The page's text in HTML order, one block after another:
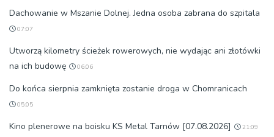
Dachowanie w Mszanie Dolnej. Jedna osoba zabrana do szpitala
07:07
Utworzą kilometry ścieżek rowerowych, nie wydając ani złotówki
na ich budowę
06:06
Do końca sierpnia zamknięta zostanie droga w Chomranicach
05:05
Kino plenerowe na boisku KS Metal Tarnów [07.08.2026] 21:09